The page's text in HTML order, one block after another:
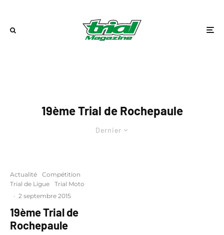
19ème Trial de Rochepaule
Dernier
Actualité
Compétition
Trial de Ligue
Trial Moto
· 2 septembre 2015
19ème Trial de
Rochepaule